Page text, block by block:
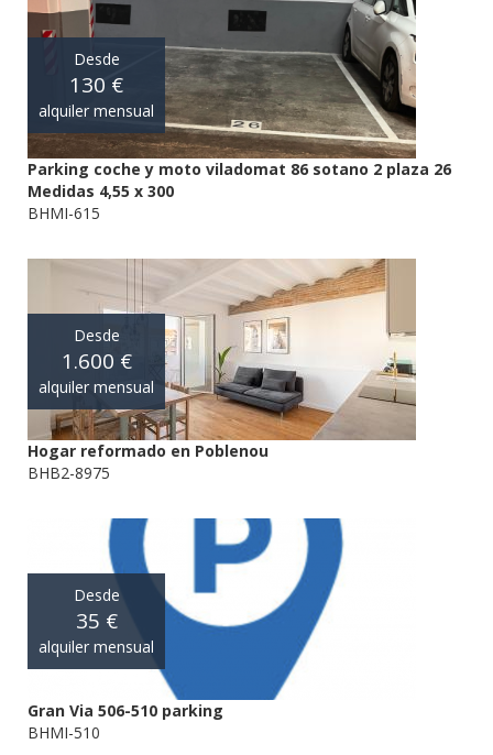
Desde
130 €
alquiler mensual
Parking coche y moto viladomat 86 sotano 2 plaza 26
Medidas 4,55 x 300
BHMI-615
Desde
1.600 €
alquiler mensual
Hogar reformado en Poblenou
BHB2-8975
Desde
35 €
alquiler mensual
Gran Via 506-510 parking
BHMI-510